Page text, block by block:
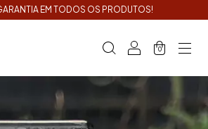
EM TODOS OS PRODUTOS!
0